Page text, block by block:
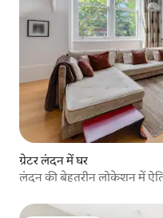
ग्रेटर लंदन में घर
लंदन की बेहतरीन लोकेशन में